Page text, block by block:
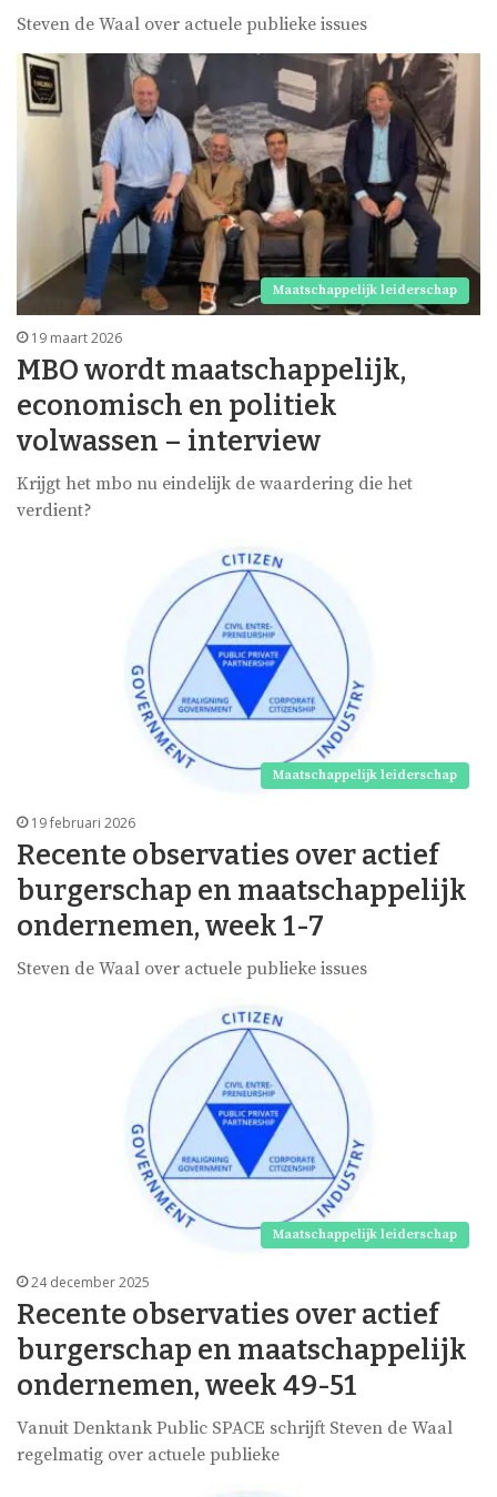
Steven de Waal over actuele publieke issues
Maatschappelijk leiderschap
19 maart 2026
MBO wordt maatschappelijk,
economisch en politiek
volwassen – interview
Krijgt het mbo nu eindelijk de waardering die het
verdient?
Maatschappelijk leiderschap
19 februari 2026
Recente observaties over actief
burgerschap en maatschappelijk
ondernemen, week 1-7
Steven de Waal over actuele publieke issues
Maatschappelijk leiderschap
24 december 2025
Recente observaties over actief
burgerschap en maatschappelijk
ondernemen, week 49-51
Vanuit Denktank Public SPACE schrijft Steven de Waal
regelmatig over actuele publieke